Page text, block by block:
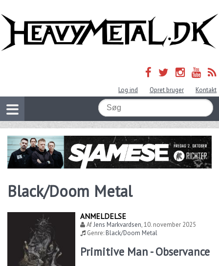
Log ind Opret bruger Kontakt
Black/Doom Metal
ANMELDELSE
AfJens Markvardsen,10. november 2025
Genre:Black/Doom Metal
Primitive Man - Observance